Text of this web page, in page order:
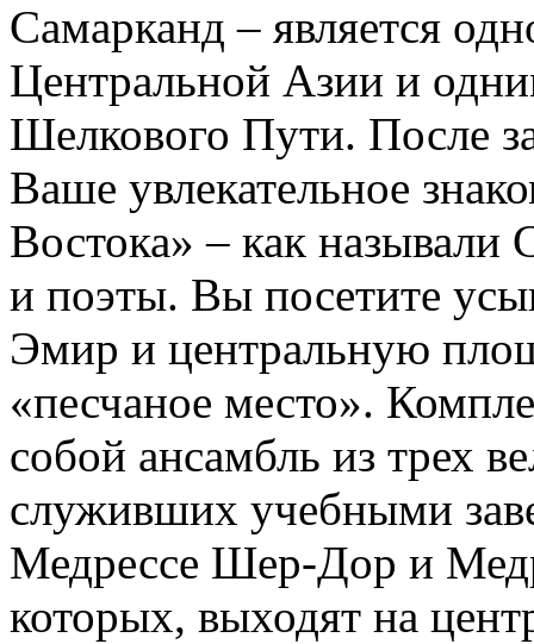
Самарканд – является
Центральной Азии и
Шелкового Пути. После
Ваше увлекательное
Востока» – как
и поэты. Вы посетите
Эмир и центральную
«песчаное место».
собой ансамбль из трех
служивших учебными
Медрессе Шер-Дор и
которых, выходят на